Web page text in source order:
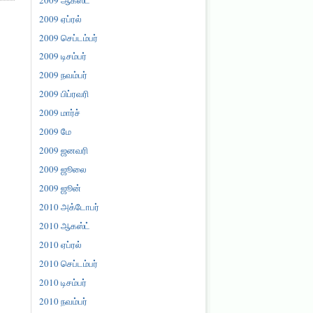
2009 ஏப்ரல்
2009 செப்டம்பர்
2009 டிசம்பர்
2009 நவம்பர்
2009 பிப்ரவரி
2009 மார்ச்
2009 மே
2009 ஜனவரி
2009 ஜூலை
2009 ஜூன்
2010 அக்டோபர்
2010 ஆகஸ்ட்
2010 ஏப்ரல்
2010 செப்டம்பர்
2010 டிசம்பர்
2010 நவம்பர்